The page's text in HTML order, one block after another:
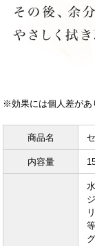
※効果には個人差があ
商品名
内容量